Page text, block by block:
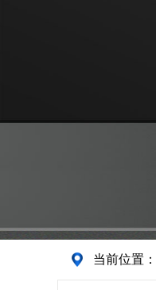
当前位置：